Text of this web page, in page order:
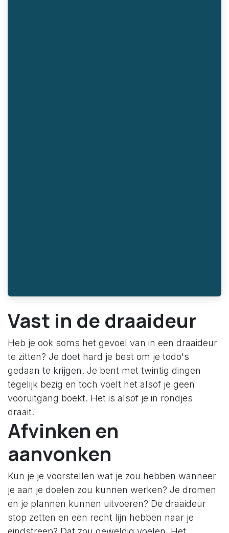
Vast in de draaideur
Heb je ook soms het gevoel van in een draaideur
te zitten? Je doet hard je best om je todo's
gedaan te krijgen. Je bent met twintig dingen
tegelijk bezig en toch voelt het alsof je geen
vooruitgang boekt. Het is alsof je in rondjes
draait.
Afvinken en
aanvonken
Kun je je voorstellen wat je zou hebben wanneer
je aan je doelen zou kunnen werken? Je dromen
en je plannen kunnen uitvoeren? De draaideur
stop zetten en een recht lijn hebben naar je